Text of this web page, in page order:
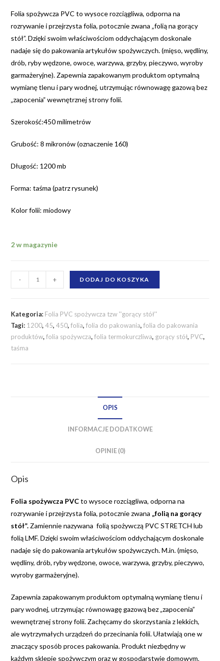
Folia spożywcza PVC to wysoce rozciągliwa, odporna na
rozrywanie i przejrzysta folia, potocznie zwana „folią na gorący
stół”. Dzięki swoim właściwościom oddychającym doskonale
nadaje się do pakowania artykułów spożywczych. (mięso, wędliny,
drób, ryby wędzone, owoce, warzywa, grzyby, pieczywo, wyroby
garmażeryjne). Zapewnia zapakowanym produktom optymalną
wymianę tlenu i pary wodnej, utrzymując równowagę gazową bez
„zapocenia” wewnętrznej strony folii.
Szerokość:450 milimetrów
Grubość: 8 mikronów (oznaczenie 160)
Długość: 1200 mb
Forma: taśma (patrz rysunek)
Kolor folii: miodowy
2 w magazynie
Folia
PVC
45cm
1200m
gorący
- + DODAJ DO KOSZYKA
Kategoria: Folia PVC spożywcza tzw ''gorący stół''
Tagi: 1200,45,450,folia,folia do pakowania,folia do pakowania
produktów,folia spożywcza,folia termokurczliwa, gorący stół, PVC,
taśma
OPIS
INFORMACJE DODATKOWE
OPINIE (0)
Opis
Folia spożywcza PVCto wysoce rozciągliwa, odporna na
rozrywanie i przejrzysta folia, potocznie zwana „folią na gorący
stół”. Zamiennie nazywana folią spożywczą PVC STRETCH lub
folią LMF. Dzięki swoim właściwościom oddychającym doskonale
nadaje się do pakowania artykułów spożywczych. M.in. (mięso,
wędliny, drób, ryby wędzone, owoce, warzywa, grzyby, pieczywo,
wyroby garmażeryjne).
Zapewnia zapakowanym produktom optymalną wymianę tlenu i
pary wodnej, utrzymując równowagę gazową bez „zapocenia”
wewnętrznej strony folii. Zachęcamy do skorzystania z lekkich,
ale wytrzymałych urządzeń do przecinania folii. Ułatwiają one w
znaczący sposób proces pakowania. Produkt niezbędny w
każdym sklepie spożywczym oraz w gospodarstwie domowym.